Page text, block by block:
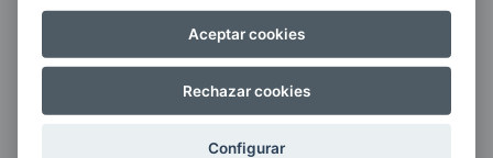
LAS
ÚLTIMAS NOVEDADES?
E-MAIL
Aceptar cookies
Rechazar cookies
Configurar